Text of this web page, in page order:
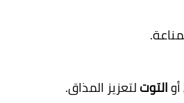
أوالتوتلتعزيز المذاق.